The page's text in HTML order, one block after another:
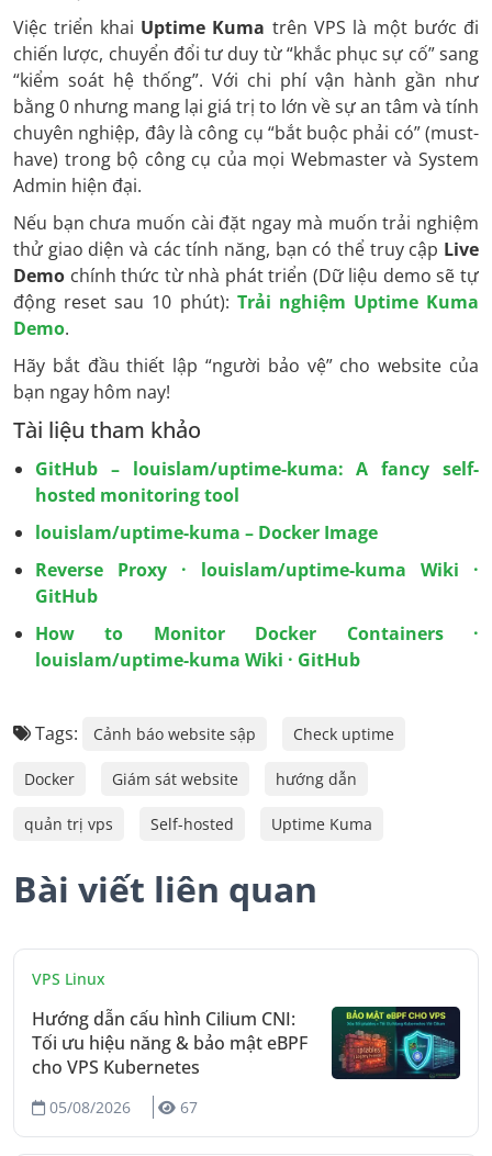
Việc triển khai Uptime Kuma trên VPS là một bước đi
chiến lược, chuyển đổi tư duy từ “khắc phục sự cố” sang
“kiểm soát hệ thống”. Với chi phí vận hành gần như
bằng 0 nhưng mang lại giá trị to lớn về sự an tâm và tính
chuyên nghiệp, đây là công cụ “bắt buộc phải có” (must-
have) trong bộ công cụ của mọi Webmaster và System
Admin hiện đại.
Nếu bạn chưa muốn cài đặt ngay mà muốn trải nghiệm
thử giao diện và các tính năng, bạn có thể truy cập Live
Demo chính thức từ nhà phát triển (Dữ liệu demo sẽ tự
động reset sau 10 phút): Trải nghiệm Uptime Kuma
Demo.
Hãy bắt đầu thiết lập “người bảo vệ” cho website của
bạn ngay hôm nay!
Tài liệu tham khảo
GitHub – louislam/uptime-kuma: A fancy self-
hosted monitoring tool
louislam/uptime-kuma – Docker Image
Reverse Proxy · louislam/uptime-kuma Wiki ·
GitHub
How to Monitor Docker Containers ·
louislam/uptime-kuma Wiki · GitHub
Tags: Cảnh báo website sập Check uptime
Docker Giám sát website hướng dẫn
quản trị vps Self-hosted Uptime Kuma
Bài viết liên quan
VPS Linux
Hướng dẫn cấu hình Cilium CNI:
Tối ưu hiệu năng & bảo mật eBPF
cho VPS Kubernetes
05/08/2026 67